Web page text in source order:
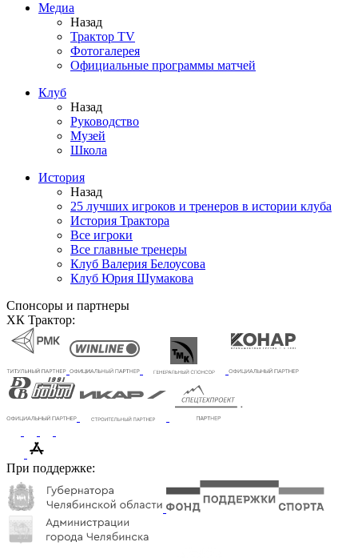
Медиа
Назад
Трактор TV
Фотогалерея
Официальные программы матчей
Клуб
Назад
Руководство
Музей
Школа
История
Назад
25 лучших игроков и тренеров в истории клуба
История Трактора
Все игроки
Все главные тренеры
Клуб Валерия Белоусова
Клуб Юрия Шумакова
Спонсоры и партнеры
ХК Трактор:
При поддержке: